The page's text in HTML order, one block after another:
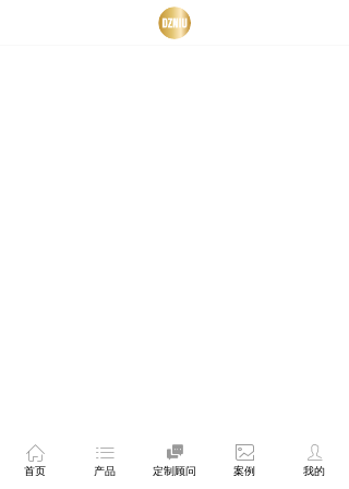
ꀇ
首页
ꂇ
产品

定制顾问
ꂈ
案例
ꄑ
我的